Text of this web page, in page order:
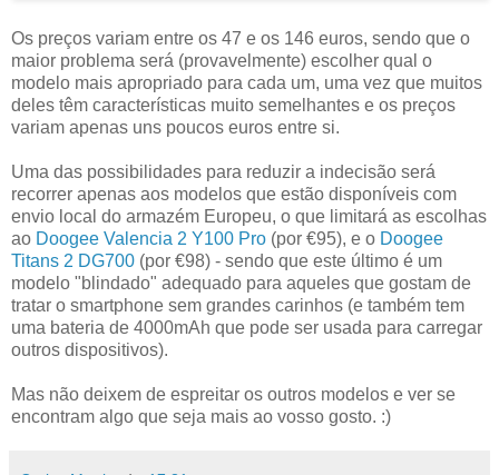
Os preços variam entre os 47 e os 146 euros, sendo que o
maior problema será (provavelmente) escolher qual o
modelo mais apropriado para cada um, uma vez que muitos
deles têm características muito semelhantes e os preços
variam apenas uns poucos euros entre si.
Uma das possibilidades para reduzir a indecisão será
recorrer apenas aos modelos que estão disponíveis com
envio local do armazém Europeu, o que limitará as escolhas
ao Doogee Valencia 2 Y100 Pro (por €95), e o Doogee
Titans 2 DG700 (por €98) - sendo que este último é um
modelo "blindado" adequado para aqueles que gostam de
tratar o smartphone sem grandes carinhos (e também tem
uma bateria de 4000mAh que pode ser usada para carregar
outros dispositivos).
Mas não deixem de espreitar os outros modelos e ver se
encontram algo que seja mais ao vosso gosto. :)